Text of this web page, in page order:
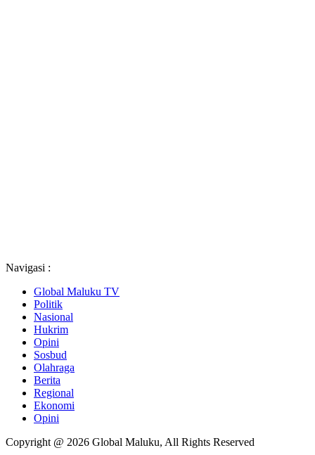
Navigasi :
Global Maluku TV
Politik
Nasional
Hukrim
Opini
Sosbud
Olahraga
Berita
Regional
Ekonomi
Opini
Copyright @ 2026 Global Maluku, All Rights Reserved